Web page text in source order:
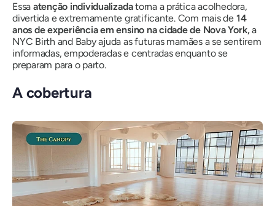
Essa atenção individualizadatorna a prática acolhedora,
divertida e extremamente gratificante. Com mais de 14
anos de experiência em ensino na cidade de Nova York,a
NYC Birth and Baby ajuda as futuras mamães a se sentirem
informadas, empoderadas e centradas enquanto se
preparam para o parto.
A cobertura